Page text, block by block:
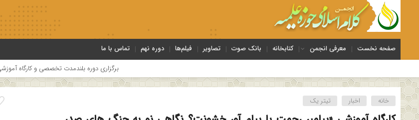
صفحه نخست معرفی انجمن کتابخانه بانک صوت تصاویر فیلم‌ها دوره نهم تماس با ما
برگزاری دوره بلندمدت تخصصی و کارگاه آموزشی کلام امامیه باحضور اساتید
خانه اخبار تیتر یک